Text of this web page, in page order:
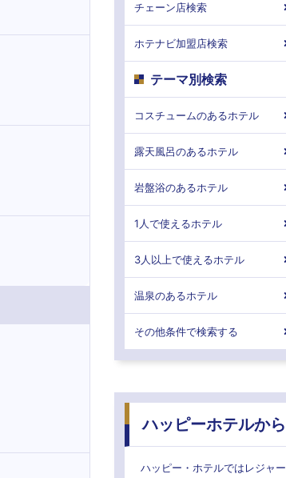
チェーン店検索
ホテナビ加盟店検索
テーマ別検索
コスチュームのあるホテル
露天風呂のあるホテル
岩盤浴のあるホテル
1人で使えるホテル
3人以上で使えるホテル
温泉のあるホテル
その他条件で検索する
ハッピーホテルから
ハッピー・ホテルではレジャー